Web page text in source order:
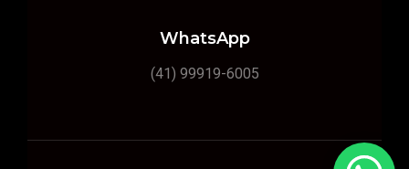
WhatsApp
(41) 99919-6005